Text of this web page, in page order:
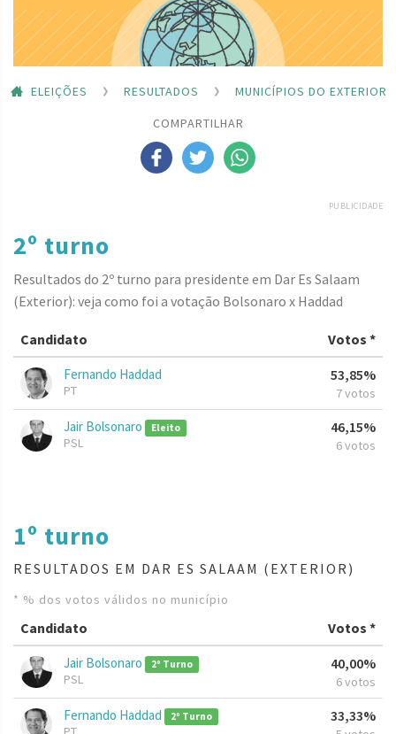
ELEIÇÕES RESULTADOS
MUNICÍPIOS DO EXTERIOR
COMPARTILHAR
PUBLICIDADE
2º turno
Resultados do 2º turno para presidente em Dar Es Salaam
(Exterior): veja como foi a votação Bolsonaro x Haddad
Candidato Votos *
Fernando Haddad
PT
53,85%
7 votos
Jair Bolsonaro Eleito
PSL
46,15%
6 votos
1º turno
RESULTADOS EM DAR ES SALAAM (EXTERIOR)
* % dos votos válidos no município
Candidato Votos *
Jair Bolsonaro 2º Turno
PSL
40,00%
6 votos
Fernando Haddad 2º Turno 33,33%